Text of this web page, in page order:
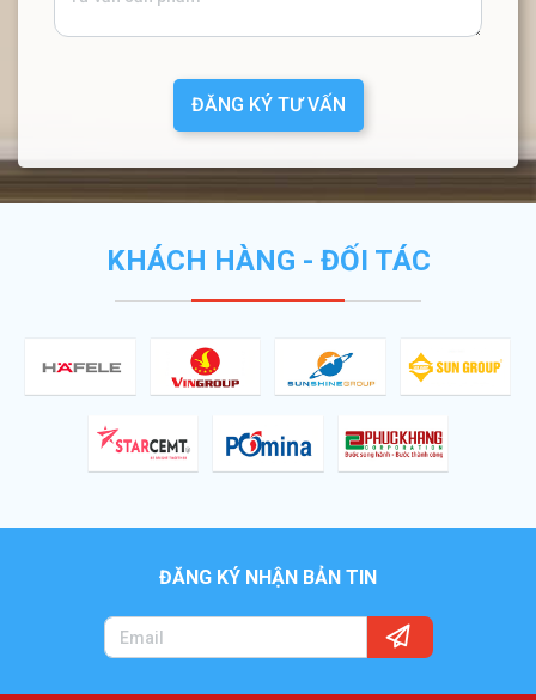
ĐĂNG KÝ TƯ VẤN
KHÁCH HÀNG - ĐỐI TÁC
ĐĂNG KÝ NHẬN BẢN TIN